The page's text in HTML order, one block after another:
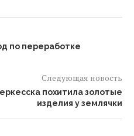
по переработке
Следующая новость
похитила золотые
изделия у землячки